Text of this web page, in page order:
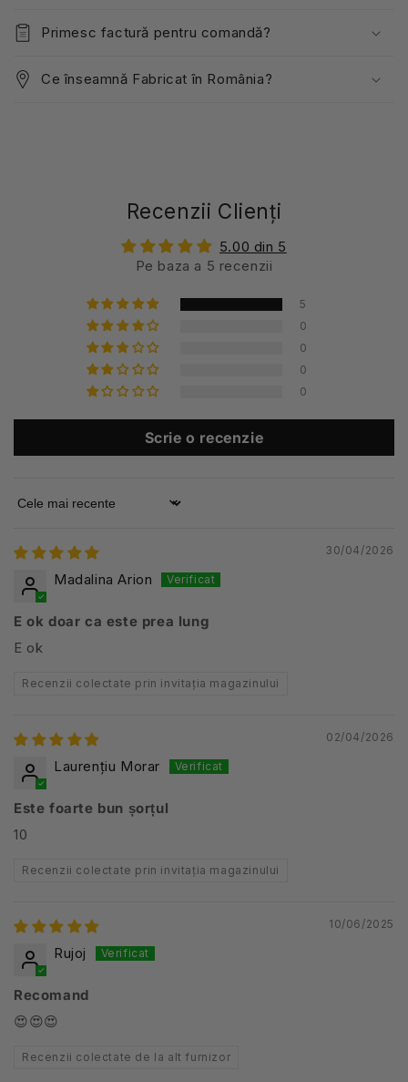
Primesc factură pentru comandă?
Ce înseamnă Fabricat în România?
Recenzii Clienți
5.00 din 5
Pe baza a 5 recenzii
5
0
0
0
0
Scrie o recenzie
Sort by
30/04/2026
Madalina Arion
E ok doar ca este prea lung
E ok
Recenzii colectate prin invitația magazinului
02/04/2026
Laurențiu Morar
Este foarte bun șorțul
10
Recenzii colectate prin invitația magazinului
10/06/2025
Rujoj
Recomand
😍😍😍
Recenzii colectate de la alt furnizor